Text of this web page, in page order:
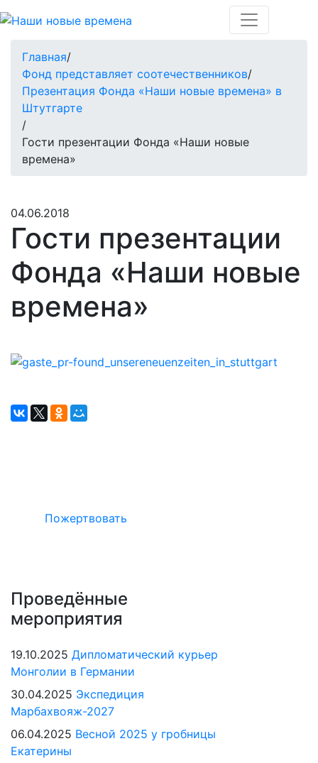
Главная/
Фонд представляет соотечественников/
Презентация Фонда «Наши новые времена» в
Штутгарте
/
Гости презентации Фонда «Наши новые
времена»
04.06.2018
Гости презентации
Фонда «Наши новые
времена»
Пожертвовать
Проведённые
мероприятия
19.10.2025 Дипломатический курьер
Монголии в Германии
30.04.2025 Экспедиция
Марбахвояж-2027
06.04.2025 Весной 2025 у гробницы
Екатерины